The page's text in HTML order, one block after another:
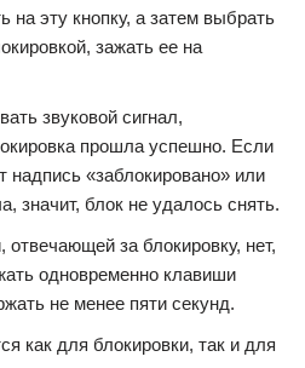
на эту кнопку, а затем выбрать
зажать ее на
звуковой сигнал,
прошла успешно. Если
надпись «заблокировано» или
значит, блок не удалось снять.
отвечающей за блокировку, нет,
одновременно клавиши
не менее пяти секунд.
как для блокировки, так и для